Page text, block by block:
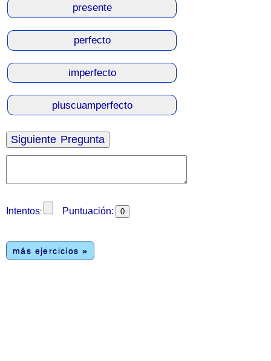
Intentos: Puntuación:
más ejercicios »